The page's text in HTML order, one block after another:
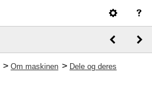
> Om maskinen > Dele og deres